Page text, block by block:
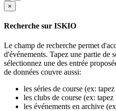
×
Recherche sur ISKIO
Le champ de recherche permet
d'événements. Tapez une partie de
sélectionnez une des entrée
de données couvre aussi:
les séries de course (ex:
les clubs de course (ex:
les événements en archive